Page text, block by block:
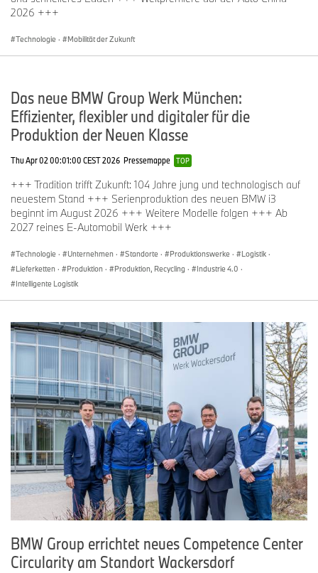
2026 +++
Technologie · Mobilität der Zukunft
Das neue BMW Group Werk München:
Effizienter, flexibler und digitaler für die
Produktion der Neuen Klasse
Thu Apr 02 00:01:00 CEST 2026 Pressemappe TOP
+++ Tradition trifft Zukunft: 104 Jahre jung und technologisch auf
neuestem Stand +++ Serienproduktion des neuen BMW i3
beginnt im August 2026 +++ Weitere Modelle folgen +++ Ab
2027 reines E-Automobil Werk +++
Technologie · Unternehmen · Standorte · Produktionswerke · Logistik ·
Lieferketten · Produktion · Produktion, Recycling · Industrie 4.0 ·
Intelligente Logistik
BMW Group errichtet neues Competence Center
Circularity am Standort Wackersdorf